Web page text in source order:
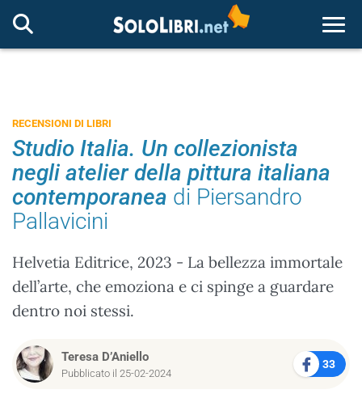
RECENSIONI DI LIBRI
Studio Italia. Un collezionista
negli atelier della pittura italiana
contemporanea di Piersandro
Pallavicini
Helvetia Editrice, 2023 - La bellezza immortale
dell’arte, che emoziona e ci spinge a guardare
dentro noi stessi.
Teresa D’Aniello
Pubblicato il 25-02-2024
33